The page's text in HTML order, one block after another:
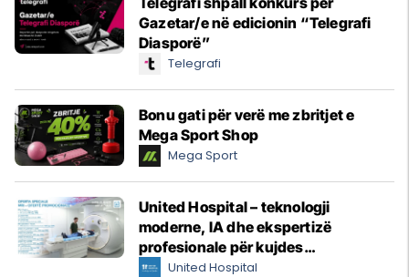
Gazetar/e në edicionin “Telegrafi
Diasporë”
Telegrafi
Bonu gati për verë me zbritjet e
Mega Sport Shop
Mega Sport
United Hospital – teknologji
moderne, IA dhe ekspertizë
profesionale për kujdes
shëndetësor me standarde
United Hospital